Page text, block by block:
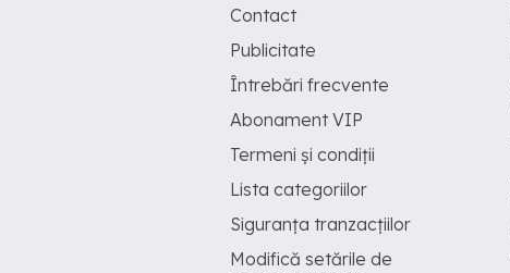
Contact
Publicitate
Întrebări frecvente
Abonament VIP
Termeni și condiții
Lista categoriilor
Siguranța tranzacțiilor
Modifică setările de